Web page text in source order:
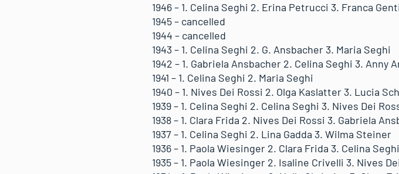
1946 – 1. Celina Seghi 2. Erina Petrucci 3. Franca
1945 – cancelled
1944 – cancelled
1943 – 1. Celina Seghi 2. G. Ansbacher 3. Maria Seghi
1942 – 1. Gabriela Ansbacher 2. Celina Seghi 3. Anny
1941 – 1. Celina Seghi 2. Maria Seghi
1940 – 1. Nives Dei Rossi 2. Olga Kaslatter 3. Lucia
1939 – 1. Celina Seghi 2. Celina Seghi 3. Nives Dei
1938 – 1. Clara Frida 2. Nives Dei Rossi 3. Gabriela
1937 – 1. Celina Seghi 2. Lina Gadda 3. Wilma Steiner
1936 – 1. Paola Wiesinger 2. Clara Frida 3. Celina Seghi
1935 – 1. Paola Wiesinger 2. Isaline Crivelli 3. Nives